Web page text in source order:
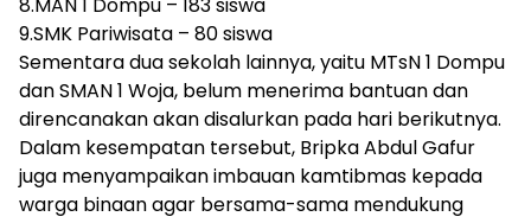
9.SMK Pariwisata – 80 siswa
Sementara dua sekolah lainnya, yaitu MTsN 1 Dompu
dan SMAN 1 Woja, belum menerima bantuan dan
direncanakan akan disalurkan pada hari berikutnya.
Dalam kesempatan tersebut, Bripka Abdul Gafur
juga menyampaikan imbauan kamtibmas kepada
warga binaan agar bersama-sama mendukung